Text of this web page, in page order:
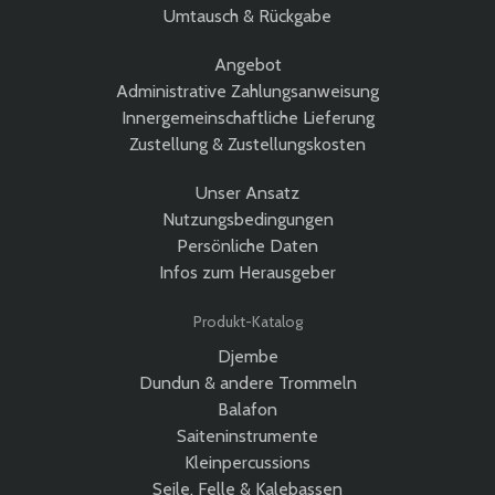
Umtausch & Rückgabe
Angebot
Administrative Zahlungsanweisung
Innergemeinschaftliche Lieferung
Zustellung & Zustellungskosten
Unser Ansatz
Nutzungsbedingungen
Persönliche Daten
Infos zum Herausgeber
Produkt-Katalog
Djembe
Dundun & andere Trommeln
Balafon
Saiteninstrumente
Kleinpercussions
Seile, Felle & Kalebassen